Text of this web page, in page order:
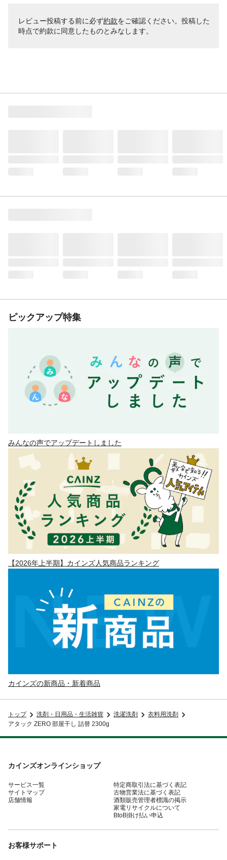
レビュー投稿する前に必ず約款をご確認ください。投稿した
時点で約款に同意したものとみなします。
ピックアップ特集
みんなの声でアップデートしました
【2026年上半期】カインズ人気商品ランキング
カインズの新商品・新着商品
トップ 洗剤・日用品・生活雑貨 洗濯洗剤
衣料用洗剤
アタック ZERO 部屋干し 詰替 2300g
カインズオンラインショップ
サービス一覧
サイトマップ
店舗情報
特定商取引法に基づく表記
古物営業法に基づく表記
酒類販売管理者標識の掲示
家電リサイクルについて
BtoB掛け払い申込
お客様サポート